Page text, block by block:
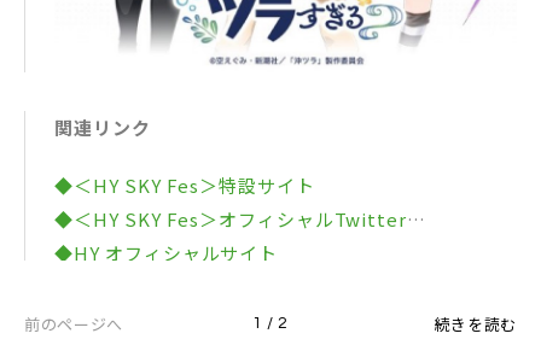
関連リンク
◆＜HY SKY Fes＞特設サイト
◆＜HY SKY Fes＞オフィシャルTwitter
◆HY オフィシャルサイト
◆HY オフィシャルTwitter
前のページへ 1 / 2 続きを読む